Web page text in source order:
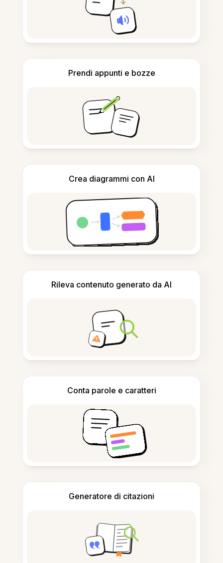
Prendi appunti e bozze
Crea diagrammi con AI
Rileva contenuto generato da AI
Conta parole e caratteri
Generatore di citazioni